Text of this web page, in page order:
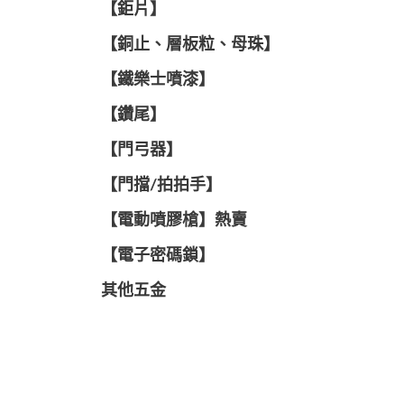
【鉅片】
【銅止、層板粒、母珠】
【鐵樂士噴漆】
【鑽尾】
【門弓器】
【門擋/拍拍手】
【電動噴膠槍】熱賣
【電子密碼鎖】
其他五金